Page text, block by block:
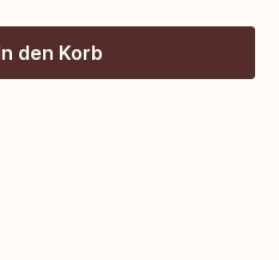
den Korb